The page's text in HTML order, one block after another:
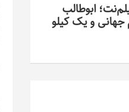
ابوطالب
و یک کیلو